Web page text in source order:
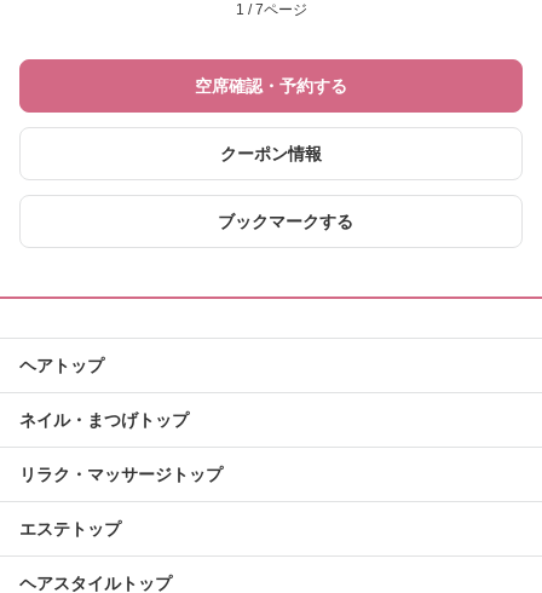
1 / 7ページ
空席確認・予約する
クーポン情報
ブックマークする
ヘアトップ
ネイル・まつげトップ
リラク・マッサージトップ
エステトップ
ヘアスタイルトップ